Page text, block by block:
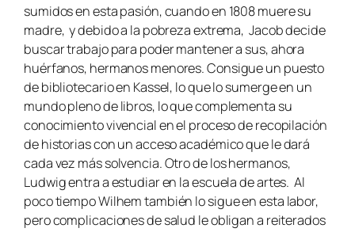
sumidos en esta pasión, cuando en 1808 muere su
madre, y debido a la pobreza extrema, Jacob decide
buscar trabajo para poder mantener a sus, ahora
huérfanos, hermanos menores. Consigue un puesto
de bibliotecario en Kassel, lo que lo sumerge en un
mundo pleno de libros, lo que complementa su
conocimiento vivencial en el proceso de recopilación
de historias con un acceso académico que le dará
cada vez más solvencia. Otro de los hermanos,
Ludwig entra a estudiar en la escuela de artes. Al
poco tiempo Wilhem también lo sigue en esta labor,
pero complicaciones de salud le obligan a reiterados